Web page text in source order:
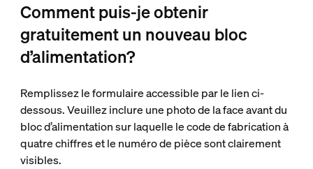
Comment puis-je obtenir
gratuitement un nouveau bloc
d’alimentation?
Remplissez le formulaire accessible par le lien ci-
dessous. Veuillez inclure une photo de la face avant du
bloc d’alimentation sur laquelle le code de fabrication à
quatre chiffres et le numéro de pièce sont clairement
visibles.